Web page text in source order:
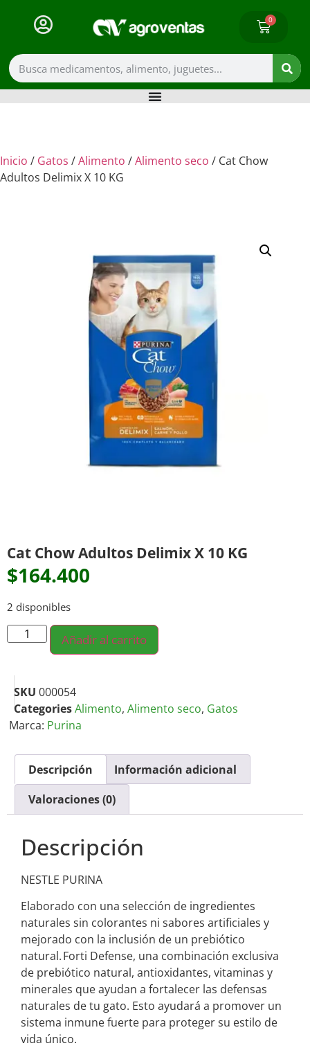
0
Inicio / Gatos /Alimento /Alimento seco / Cat Chow
Adultos Delimix X 10 KG
Cat Chow Adultos Delimix X 10 KG
$164.400
2 disponibles
Añadir al carrito
SKU 000054
CategoriesAlimento, Alimento seco, Gatos
Marca: Purina
Descripción
Información adicional
Valoraciones (0)
Descripción
NESTLE PURINA
Elaborado con una selección de ingredientes
naturales sin colorantes ni sabores artificiales y
mejorado con la inclusión de un prebiótico
natural. Forti Defense, una combinación exclusiva
de prebiótico natural, antioxidantes, vitaminas y
minerales que ayudan a fortalecer las defensas
naturales de tu gato. Esto ayudará a promover un
sistema inmune fuerte para proteger su estilo de
vida único.